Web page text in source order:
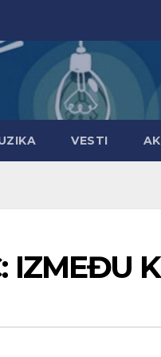
VESTI
IZMEĐU